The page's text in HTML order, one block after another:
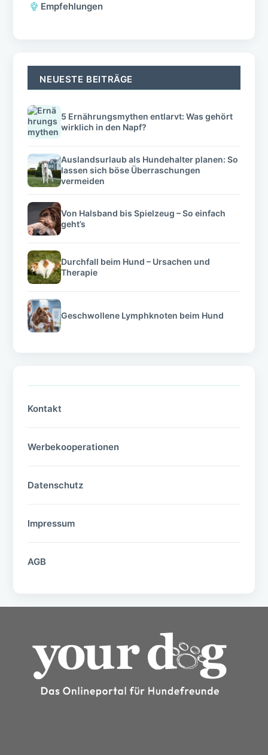
Empfehlungen
NEUESTE BEITRÄGE
5 Ernährungsmythen entlarvt: Was gehört
wirklich in den Napf?
Auslandsurlaub als Hundehalter planen: So
lassen sich böse Überraschungen
vermeiden
Von Halsband bis Spielzeug – So einfach
geht’s
Durchfall beim Hund – Ursachen und
Therapie
Geschwollene Lymphknoten beim Hund
Kontakt
Werbekooperationen
Datenschutz
Impressum
AGB